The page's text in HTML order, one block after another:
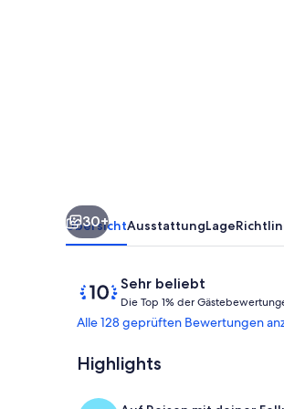
Sleepers
Vineyard
30+
ÜbersichtAusstattungLage
Bewertungen
Sehr beliebt
10
von
10,
beliebt
Die Top 1% der
Alle 128 geprüften Bewertungen
Highlights